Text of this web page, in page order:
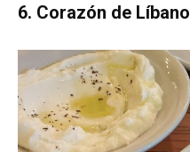
6. Corazón de Líbano